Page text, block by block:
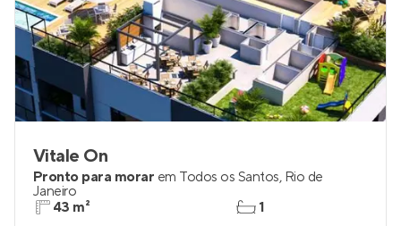
Vitale On
Pronto para morar em Todos os Santos, Rio de
Janeiro
43 m²
1